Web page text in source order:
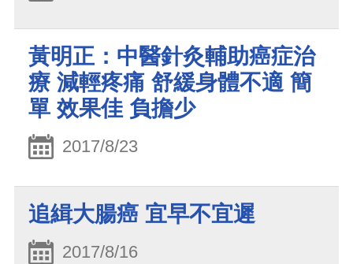
黃明正：中醫針灸輔助癌症治
療 減輕疼痛 舒緩身體不適 簡
單 效果佳 負擔少
2017/8/23
追緝大腸癌 宜早不宜遲
2017/8/16